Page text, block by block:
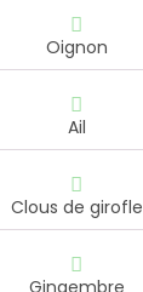
Oignon
Ail
Clous de girofle
Gingembre